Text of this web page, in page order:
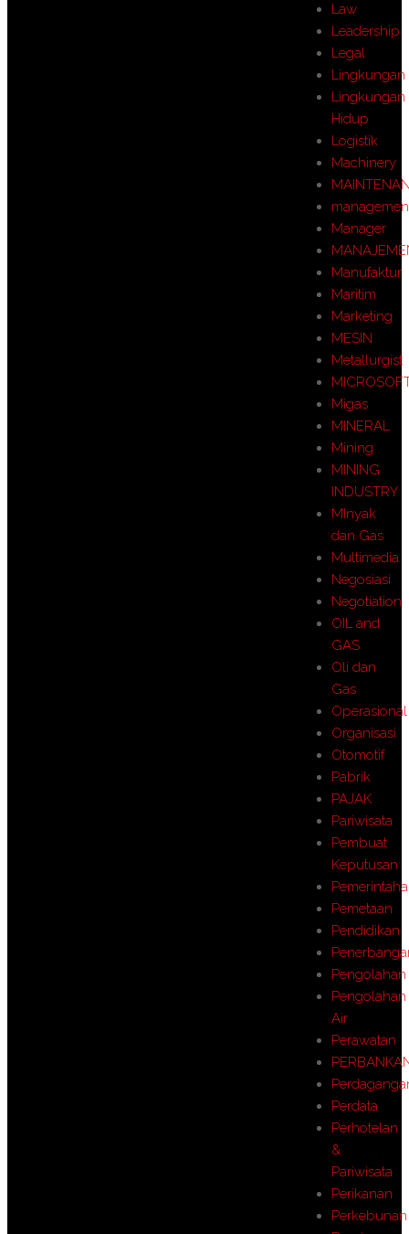
Law
Leadership
Legal
Lingkungan
Lingkungan
Hidup
Logistik
Machinery
Manager
Manufaktur
Maritim
Marketing
MESIN
Metallurgist
Migas
MINERAL
Mining
MINING
INDUSTRY
MInyak
dan Gas
Multimedia
Negosiasi
Negotiation
OIL and
GAS
Oli dan
Gas
Operasional
Organisasi
Otomotif
Pabrik
PAJAK
Pariwisata
Pembuat
Keputusan
Pemetaan
Pendidikan
Pengolahan
Pengolahan
Air
Perawatan
Perdata
Perhotelan
&
Pariwisata
Perikanan
Perkebunan